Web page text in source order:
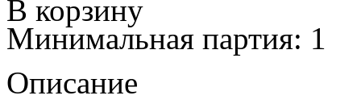
В корзину
Минимальная партия: 1
Описание